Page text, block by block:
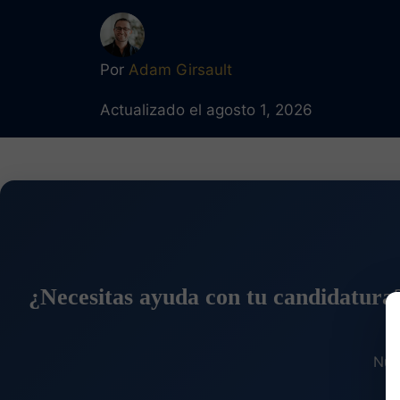
Por Adam Girsault
Actualizado el agosto 1, 2026
¿Necesitas ayuda con tu